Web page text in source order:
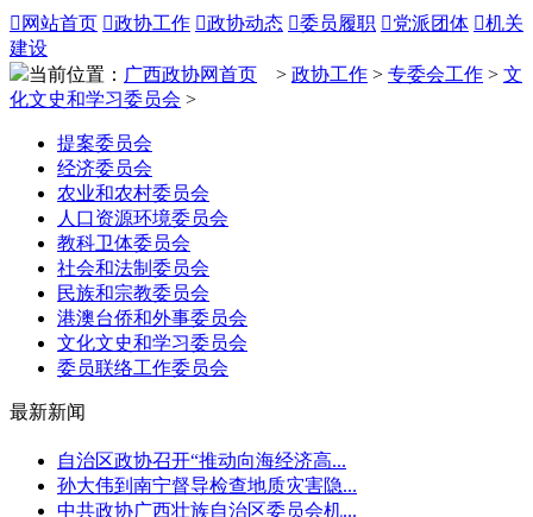
 网站首页 政协工作 政协动态 委员履职 党派团体 机关
建设
当前位置： 广西政协网首页 > 政协工作 > 专委会工作 > 文
化文史和学习委员会 >
提案委员会
经济委员会
农业和农村委员会
人口资源环境委员会
教科卫体委员会
社会和法制委员会
民族和宗教委员会
港澳台侨和外事委员会
文化文史和学习委员会
委员联络工作委员会
最新新闻
自治区政协召开“推动向海经济高...
孙大伟到南宁督导检查地质灾害隐...
中共政协广西壮族自治区委员会机...